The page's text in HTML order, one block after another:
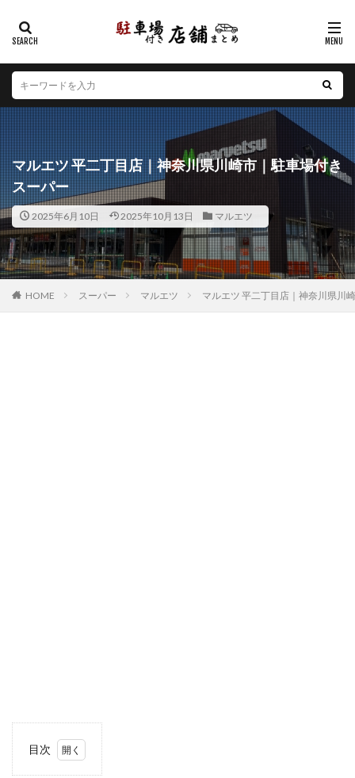
マルエツ 平二丁目店｜神奈川県川崎市｜駐車場付き
スーパー
2025年6月10日 2025年10月13日 マルエツ
HOME スーパー マルエツ マルエツ 平二丁目店｜神奈川県川
目次
カテゴリー
エリア
北海道 青森県 岩手県 宮城県
秋田県
山形県
福島県 茨城県 栃木県
群馬県
埼玉県
千葉県 東京都 神奈川県
新潟県
山梨県
長野県 富山県
岐阜県
静岡県 愛知県 三重県
滋賀県
京都府
大阪府 兵庫県 奈良県
和歌山県
鳥取県
島根県 岡山県 広島県
山口県
徳島県
香川県 愛媛県 高知県
福岡県
佐賀県
長崎県 熊本県 大分県
宮崎県